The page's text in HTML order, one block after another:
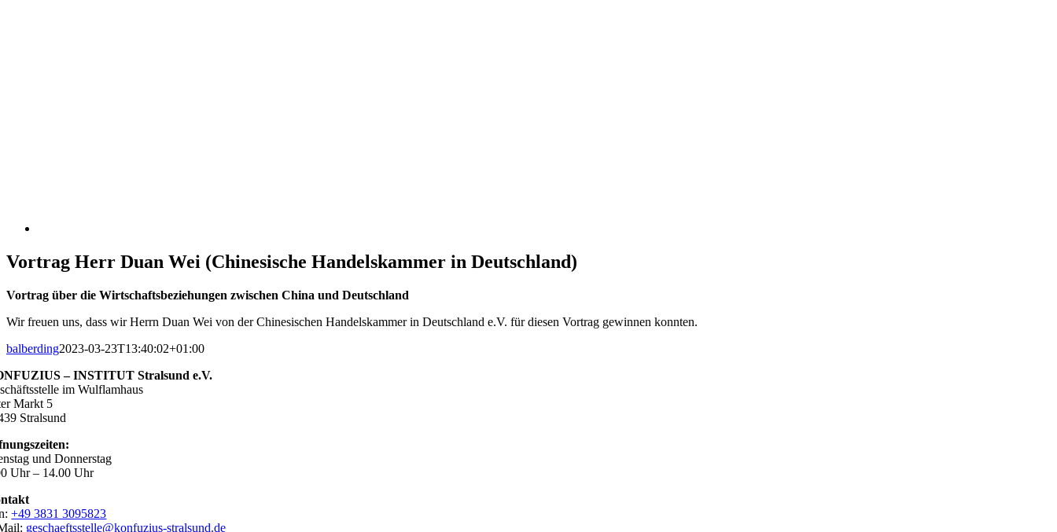
Vortrag Herr Duan Wei (Chinesische Handelskammer in Deutschland)
Vortrag über die Wirtschaftsbeziehungen zwischen China und Deutschland
Wir freuen uns, dass wir Herrn Duan Wei von der Chinesischen Handelskammer in Deutschland e.V. für diesen Vortrag gewinnen konnten.
balberding2023-03-23T13:40:02+01:00
– INSTITUT Stralsund e.V.
im Wulflamhaus
Markt 5
Stralsund
und Donnerstag
Uhr – 14.00 Uhr
+49 3831 3095823
geschaeftsstelle@konfuzius-stralsund.de